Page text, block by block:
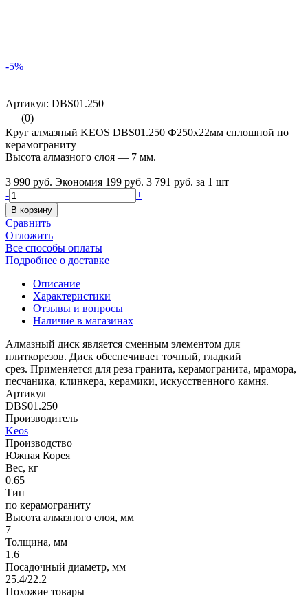
-5%
Артикул: DBS01.250
(0)
Круг алмазный KEOS DBS01.250 Ф250х22мм сплошной по
керамограниту
Высота алмазного слоя — 7 мм.
3 990 руб. Экономия 199 руб. 3 791 руб. за 1 шт
-
+
В корзину
Сравнить
Отложить
Все способы оплаты
Подробнее о доставке
Описание
Характеристики
Отзывы и вопросы
Наличие в магазинах
Алмазный диск является сменным элементом для
плиткорезов. Диск обеспечивает точный, гладкий
срез. Применяется для реза гранита, керамогранита, мрамора,
песчаника, клинкера, керамики, искусственного камня.
Артикул
DBS01.250
Производитель
Keos
Производство
Южная Корея
Вес, кг
0.65
Тип
по керамограниту
Высота алмазного слоя, мм
7
Толщина, мм
1.6
Посадочный диаметр, мм
25.4/22.2
Похожие товары